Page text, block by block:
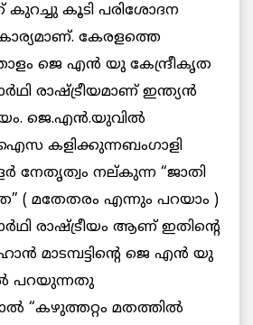
കുറച്ചു കൂടി പരിശോദന
കേരളത്തെ
ജെ എന്‍ യു കേന്ദ്രീകൃത
രാഷ്ട്രീയമാണ് ഇന്ത്യന്‍
ജെ.എന്‍.യുവില്‍
കളിക്കുന്നബംഗാളി
നേതൃത്വം നല്കുന്ന “ജാതി
( മതേതരം എന്നും പറയാം )
രാഷ്ട്രീയം ആണ് ഇതിന്റെ
മാടമ്പട്ടിന്റെ ജെ എന്‍ യു
പറയുന്നതു
“കഴുത്തറ്റം മതത്തില്‍